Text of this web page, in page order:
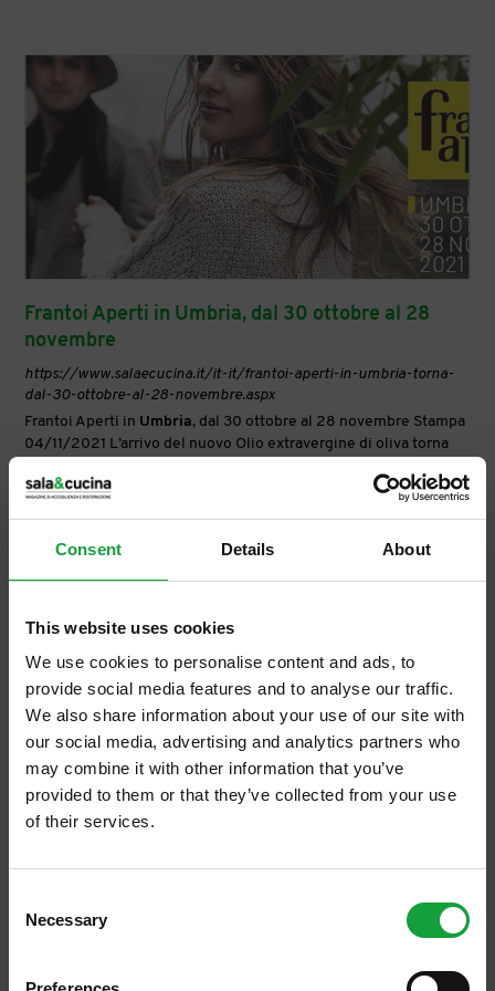
Consent Details About
This website uses cookies
We use cookies to personalise content and ads, to
provide social media features and to analyse our traffic.
We also share information about your use of our site with
our social media, advertising and analytics partners who
may combine it with other information that you’ve
provided to them or that they’ve collected from your use
of their services.
Selection
Necessary
Frantoi Aperti in Umbria, dal 30 ottobre al 28
novembre
https://www.salaecucina.it/it-it/frantoi-aperti-in-umbria-torna-
dal-30-ottobre-al-28-novembre.aspx
Frantoi Aperti in Umbria, dal 30 ottobre al 28 novembre Stampa
04/11/2021 L’arrivo del nuovo Olio extravergine di oliva torna
dall’ Associazione Strada dell’olio evo Dop
Umbriain
https://www.salaecucina.it/it-it/mastro-birrai-umbri-inaugura-l-
ISCRIVITI ALLA NEWSLETTER
Resta aggiornato su tutte le ultime novita nel campo